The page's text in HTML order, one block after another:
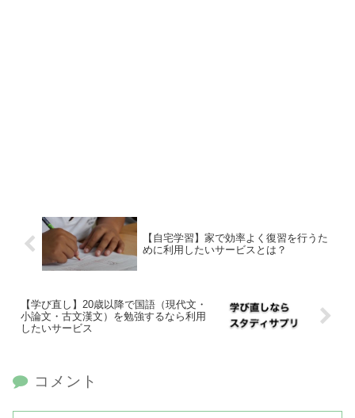
【自宅学習】家で効率よく復習を行うた
めに利用したいサービスとは？
【学び直し】20歳以降で国語（現代文・
小論文・古文漢文）を勉強するなら利用
したいサービス
コメント